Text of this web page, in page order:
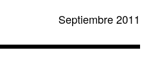
Septiembre 2011